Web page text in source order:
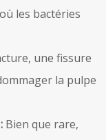
les bactéries
une fissure
la pulpe
Bien que rare,